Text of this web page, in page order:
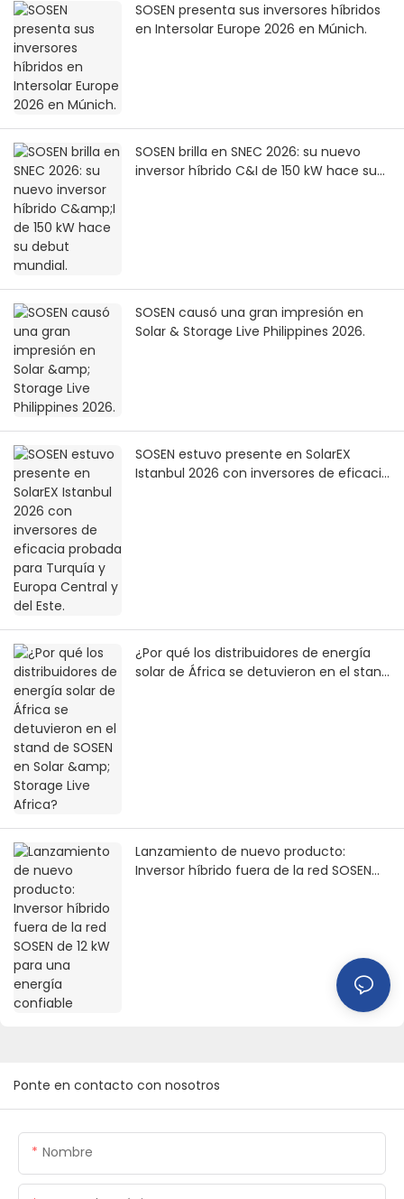
SOSEN presenta sus inversores híbridos
en Intersolar Europe 2026 en Múnich.
SOSEN brilla en SNEC 2026: su nuevo
inversor híbrido C&I de 150 kW hace su
SOSEN causó una gran impresión en
Solar & Storage Live Philippines 2026.
SOSEN estuvo presente en SolarEX
Istanbul 2026 con inversores de eficacia
¿Por qué los distribuidores de energía
solar de África se detuvieron en el stand
Lanzamiento de nuevo producto:
Inversor híbrido fuera de la red SOSEN
Ponte en contacto con nosotros
Nombre